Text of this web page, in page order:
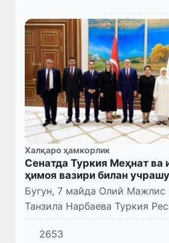
Халқаро ҳамкорлик
Сенатда Туркия Меҳнат ва
ҳимоя вазири билан
Бугун, 7 майда Олий Мажлис
Танзила Нарбаева Туркия
Меҳнат ва ижтимоий ҳимоя
Ишикхан бошчилигидаги
2653